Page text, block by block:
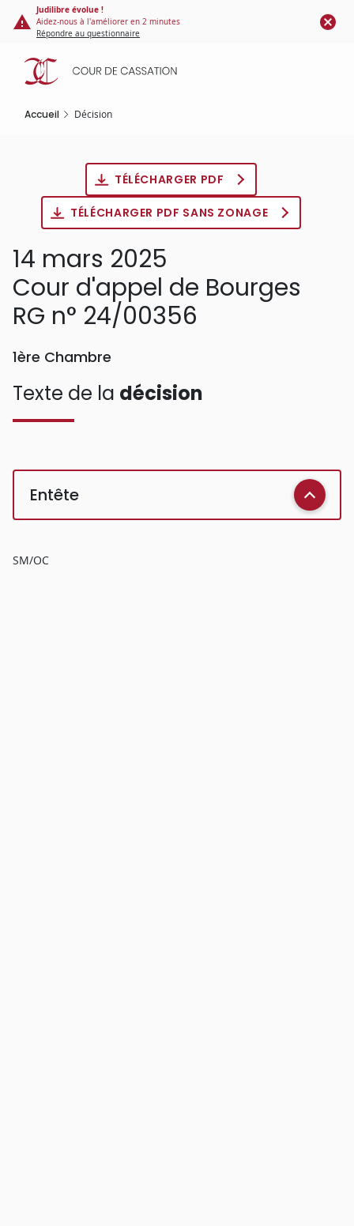
Panneau de gestion des cookies
contenu
principal
Judilibre évolue !
Aidez-nous à l'améliorer en 2 minutes
Répondre au questionnaire
Accueil Décision
TÉLÉCHARGER PDF
TÉLÉCHARGER PDF SANS ZONAGE
14 mars 2025
Cour d'appel de Bourges
RG n° 24/00356
1ère Chambre
Texte de la décision
Entête
SM/OC